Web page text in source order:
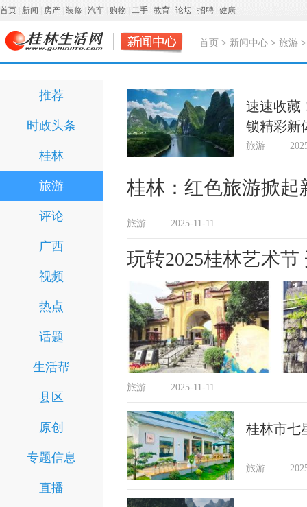
首页 新闻 房产 装修 汽车 购物 二手 教育 论坛 招聘 健康
首页 > 新闻中心 > 旅游
推荐
时政头条
桂林
旅游
评论
广西
视频
热点
话题
生活帮
县区
原创
专题信息
直播
速速收藏
锁精彩新
旅游
桂林：红色旅游掀起
旅游 2025-11-11
玩转2025桂林艺术
旅游 2025-11-11
桂林市七
旅游